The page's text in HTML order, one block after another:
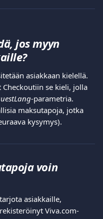
jos myyn
asiakkaan kielellä.
Checkoutiin se kieli, jolla
-parametria.
maksutapoja, jotka
kysymys).
voin
asiakkaille,
Viva.com-